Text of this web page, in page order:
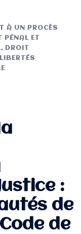
À UN PROCÈS
PÉNAL ET
,
DROIT
LIBERTÉS
:
de
de